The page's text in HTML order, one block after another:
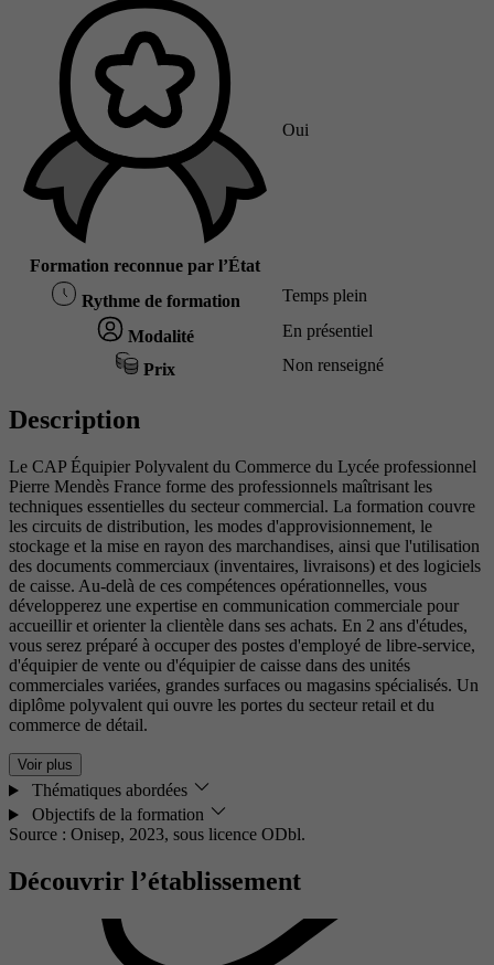
Formation reconnue par l’État
Oui
Rythme de formation Temps plein
Modalité En présentiel
Prix Non renseigné
Description
Le CAP Équipier Polyvalent du Commerce du Lycée professionnel
Pierre Mendès France forme des professionnels maîtrisant les
techniques essentielles du secteur commercial. La formation couvre
les circuits de distribution, les modes d'approvisionnement, le
stockage et la mise en rayon des marchandises, ainsi que l'utilisation
des documents commerciaux (inventaires, livraisons) et des logiciels
de caisse. Au-delà de ces compétences opérationnelles, vous
développerez une expertise en communication commerciale pour
accueillir et orienter la clientèle dans ses achats. En 2 ans d'études,
vous serez préparé à occuper des postes d'employé de libre-service,
d'équipier de vente ou d'équipier de caisse dans des unités
commerciales variées, grandes surfaces ou magasins spécialisés. Un
diplôme polyvalent qui ouvre les portes du secteur retail et du
commerce de détail.
Voir plus
Thématiques abordées
Objectifs de la formation
Source : Onisep, 2023, sous licence ODbl.
Découvrir l’établissement